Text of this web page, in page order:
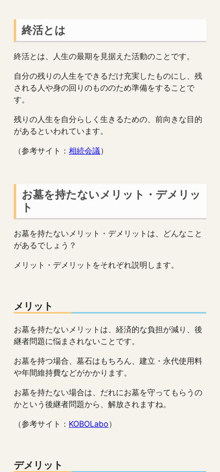
終活とは
終活とは、人生の最期を見据えた活動のことです。
自分の残りの人生をできるだけ充実したものにし、残
される人や身の回りのもののため準備をすることで
す。
残りの人生を自分らしく生きるための、前向きな目的
があるといわれています。
（参考サイト： 相続会議）
お墓を持たないメリット・デメリッ
ト
お墓を持たないメリット・デメリットは、どんなこと
があるでしょう？
メリット・デメリットをそれぞれ説明します。
メリット
お墓を持たないメリットは、経済的な負担が減り、後
継者問題に悩まされないことです。
お墓を持つ場合、墓石はもちろん、建立・永代使用料
や年間維持費などがかかります。
お墓を持たない場合は、だれにお墓を守ってもらうの
かという後継者問題から、解放されますね。
（参考サイト： KOBOLabo）
デメリット